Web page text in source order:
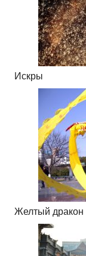
Искры
Желтый дракон